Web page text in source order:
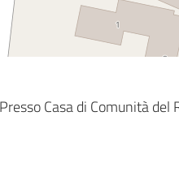
Casa di Comunità